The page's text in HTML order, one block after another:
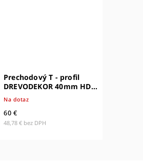
Prechodový T - profil
DREVODEKOR 40mm HDF
(100% zhodná s dekórom)
Na dotaz
48,78 € bez DPH
60 €